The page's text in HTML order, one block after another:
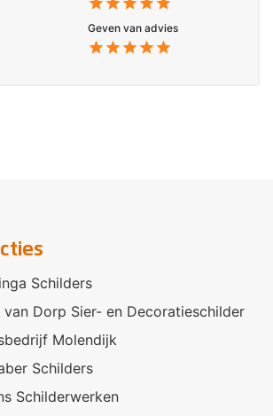
Geven van advies
star star star star star
Schilders
van Dorp Sier- en Decoratieschilder
Molendijk
Schilders
Schilderwerken